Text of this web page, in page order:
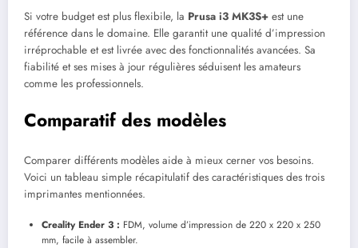
Si votre budget est plus flexibile, la Prusa i3 MK3S+ est une
référence dans le domaine. Elle garantit une qualité d’impression
irréprochable et est livrée avec des fonctionnalités avancées. Sa
fiabilité et ses mises à jour régulières séduisent les amateurs
comme les professionnels.
Comparatif des modèles
Comparer différents modèles aide à mieux cerner vos besoins.
Voici un tableau simple récapitulatif des caractéristiques des trois
imprimantes mentionnées.
Creality Ender 3 : FDM, volume d’impression de 220 x 220 x 250
mm, facile à assembler.